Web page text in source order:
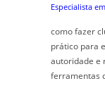
Especialista
como fazer
prático para
autoridade e
ferramentas